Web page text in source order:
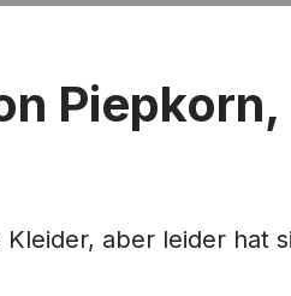
Piepkorn,
aber leider hat